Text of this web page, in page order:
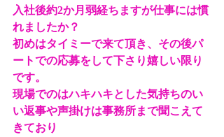
入社後約2か月弱経ちますが仕事には慣
れましたか？
初めはタイミーで来て頂き、その後パ
ートでの応募をして下さり嬉しい限り
です。
現場でのはハキハキとした気持ちのい
い返事や声掛けは事務所まで聞こえて
きており